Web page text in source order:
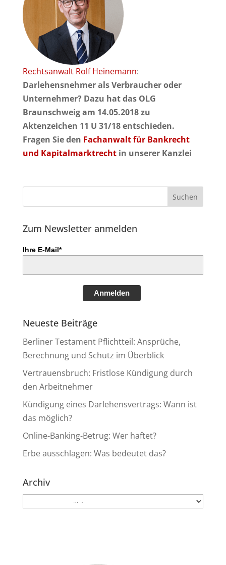
Rechtsanwalt Rolf Heinemann:
Darlehensnehmer als Verbraucher oder
Unternehmer? Dazu hat das OLG
Braunschweig am 14.05.2018 zu
Aktenzeichen 11 U 31/18 entschieden.
Fragen Sie den Fachanwalt für Bankrecht
und Kapitalmarktrechtin unserer Kanzlei
Zum Newsletter anmelden
Ihre E-Mail*
Anmelden
Neueste Beiträge
Berliner Testament Pflichtteil: Ansprüche,
Berechnung und Schutz im Überblick
Vertrauensbruch: Fristlose Kündigung durch
den Arbeitnehmer
Kündigung eines Darlehensvertrags: Wann ist
das möglich?
Online-Banking-Betrug: Wer haftet?
Erbe ausschlagen: Was bedeutet das?
Archiv